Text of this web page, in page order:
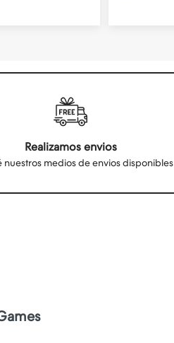
Realizamos envios
nuestros medios de envios disponibles